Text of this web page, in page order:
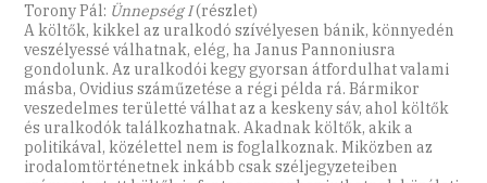
Torony Pál: Ünnepség I(részlet)
A költők, kikkel az uralkodó szívélyesen bánik, könnyedén
veszélyessé válhatnak, elég, ha Janus Pannoniusra
gondolunk. Az uralkodói kegy gyorsan átfordulhat valami
másba, Ovidius száműzetése a régi példa rá. Bármikor
veszedelmes területté válhat az a keskeny sáv, ahol költők
és uralkodók találkozhatnak. Akadnak költők, akik a
politikával, közélettel nem is foglalkoznak. Miközben az
irodalomtörténetnek inkább csak széljegyzeteiben